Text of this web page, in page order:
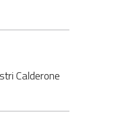
Calderone